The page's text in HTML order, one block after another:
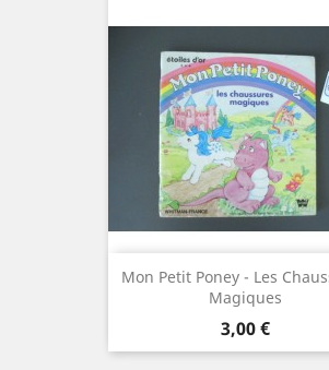
Mon Petit Poney - Les
Magiques
Prix
3,00 €